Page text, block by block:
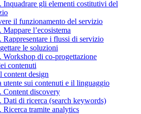
Inquadrare gli elementi costitutivi del
il funzionamento del servizio
Mappare l’ecosistema
Rappresentare i flussi di servizio
le soluzioni
Workshop di co-progettazione
contenuti
content design
utente sui contenuti e il linguaggio
Content discovery
Dati di ricerca (search keywords)
Ricerca tramite analytics